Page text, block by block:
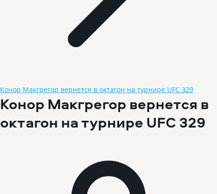
Конор Макгрегор вернется в октагон на турнире UFC 329
Конор Макгрегор вернется в
октагон на турнире UFC 329